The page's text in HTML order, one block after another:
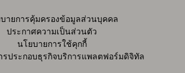
ายการคุ้มครองข้อมูลส่วนบุคคล
ประกาศความเป็นส่วนตัว
นโยบายการใช้คุกกี้
รประกอบธุรกิจบริการแพลตฟอร์มดิจิทัล